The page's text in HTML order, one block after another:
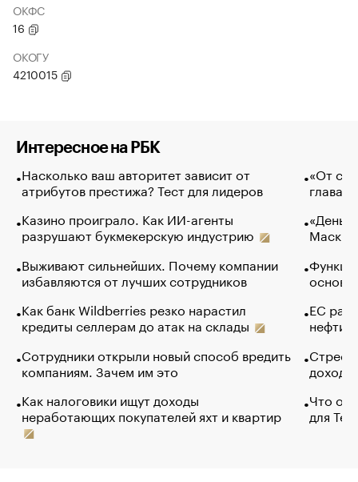
ОКФС
16
ОКОГУ
4210015
Интересное на РБК
Насколько ваш авторитет зависит от
атрибутов престижа? Тест для лидеров
Казино проиграло. Как ИИ-агенты
разрушают букмекерскую индустрию
Выживают сильнейших. Почему компании
избавляются от лучших сотрудников
Как банк Wildberries резко нарастил
кредиты селлерам до атак на склады
Сотрудники открыли новый способ вредить
компаниям. Зачем им это
Как налоговики ищут доходы
неработающих покупателей яхт и квартир
«От
глава
Маск в
основ
ЕС
нефти
Что
для